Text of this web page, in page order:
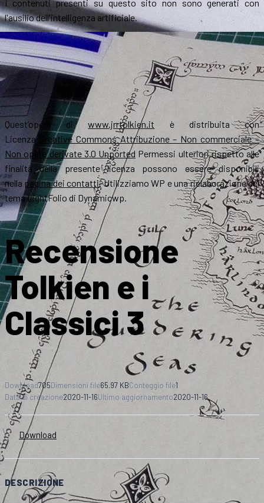
I contenuti presenti su questo sito non sono generati con
l'ausilio dell'intelligenza artificiale.
Quest’opera diwww.jrrtolkien.it è distribuita con
Licenza
Creative Commons Attribuzione – Non commerciale –
Non opere derivate 3.0 Unported Permessi ulteriori rispetto alle
finalità della presente licenza possono essere disponibili
nella pagina dei contatti. Utilizziamo WP e una rielaborazione del
tema LightFolio di Dynamicwp.
Recensione
Tolkien e i
Classici 3
Download705Dimensioni file65.97 KBConteggio file1
Data di creazione2020-11-16Ultimo aggiornamento2020-11-16
Download
DESCRIZIONE